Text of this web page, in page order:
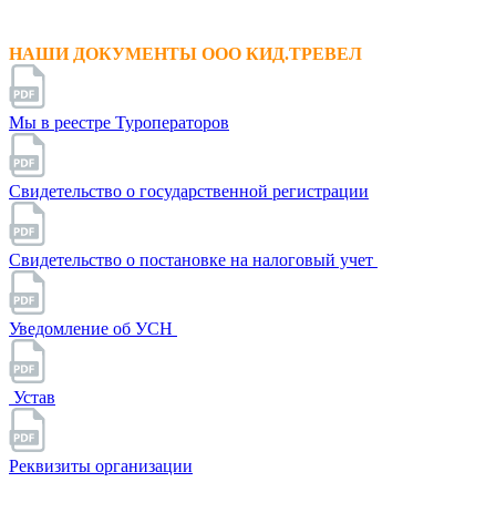
НАШИ ДОКУМЕНТЫ ООО КИД.ТРЕВЕЛ
Мы в реестре Туроператоров
Свидетельство о государственной регистрации
Свидетельство о постановке на налоговый учет
Уведомление об УСН
Устав
Реквизиты организации